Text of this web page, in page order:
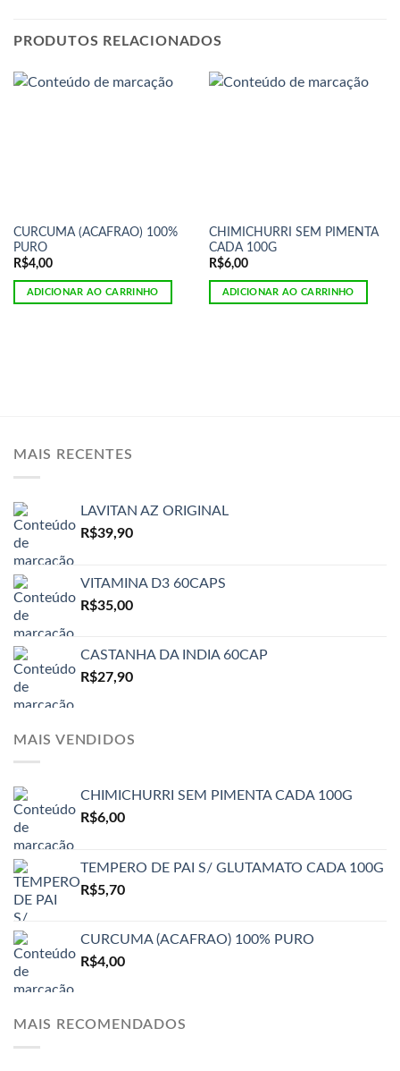
PRODUTOS RELACIONADOS
CURCUMA (ACAFRAO) 100%
PURO
R$4,00
ADICIONAR AO CARRINHO
CHIMICHURRI SEM PIMENTA
CADA 100G
R$6,00
ADICIONAR AO CARRINHO
MAIS RECENTES
LAVITAN AZ ORIGINAL
R$39,90
VITAMINA D3 60CAPS
R$35,00
CASTANHA DA INDIA 60CAP
R$27,90
MAIS VENDIDOS
CHIMICHURRI SEM PIMENTA CADA 100G
R$6,00
TEMPERO DE PAI S/ GLUTAMATO CADA 100G
R$5,70
CURCUMA (ACAFRAO) 100% PURO
R$4,00
MAIS RECOMENDADOS